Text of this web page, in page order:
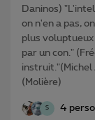
Daninos)
on n'en a pas,
plus voluptueux
par un con."
instruit."(Michel
(Molière)
S 4